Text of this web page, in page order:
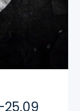
25.09